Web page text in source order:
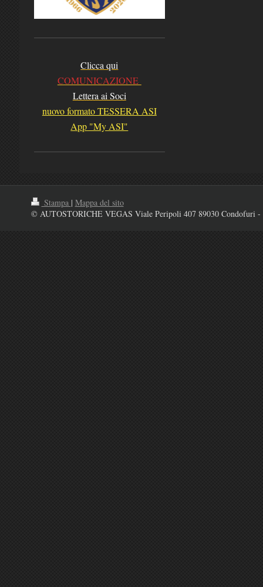
Clicca qui
COMUNICAZIONE
Lettera ai Soci
nuovo formato TESSERA ASI
App "My ASI"
Stampa | Mappa del sito
© AUTOSTORICHE VEGAS Viale Peripoli 407 89030 Condofuri -